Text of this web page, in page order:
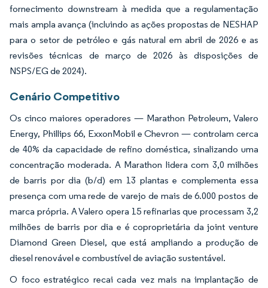
fornecimento downstream à medida que a regulamentação
mais ampla avança (incluindo as ações propostas de NESHAP
para o setor de petróleo e gás natural em abril de 2026 e as
revisões técnicas de março de 2026 às disposições de
NSPS/EG de 2024).
Cenário Competitivo
Os cinco maiores operadores — Marathon Petroleum, Valero
Energy, Phillips 66, ExxonMobil e Chevron — controlam cerca
de 40% da capacidade de refino doméstica, sinalizando uma
concentração moderada. A Marathon lidera com 3,0 milhões
de barris por dia (b/d) em 13 plantas e complementa essa
presença com uma rede de varejo de mais de 6.000 postos de
marca própria. A Valero opera 15 refinarias que processam 3,2
milhões de barris por dia e é coproprietária da joint venture
Diamond Green Diesel, que está ampliando a produção de
diesel renovável e combustível de aviação sustentável.
O foco estratégico recai cada vez mais na implantação de